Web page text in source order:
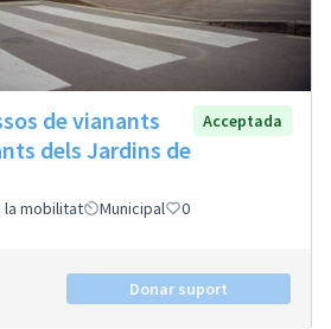
de vianants
dels Jardins de
Acceptada
la mobilitat Municipal 0
Donar suport